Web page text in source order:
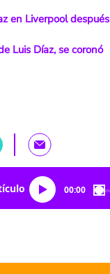
en Liverpool después
Luis Díaz, se coronó
00:00